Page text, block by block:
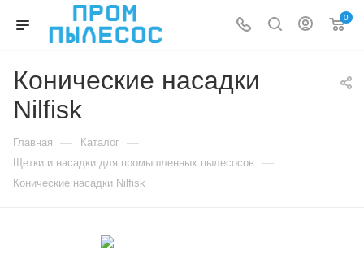
0
Конические насадки
Nilfisk
Главная — Каталог —
Щетки и насадки для промышленных пылесосов —
Конические насадки Nilfisk